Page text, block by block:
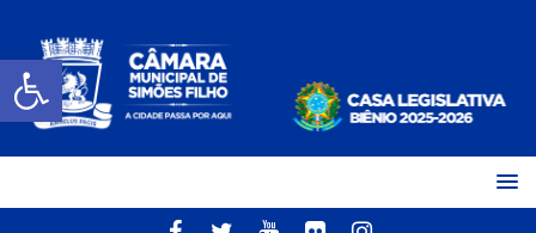
Open toolbar